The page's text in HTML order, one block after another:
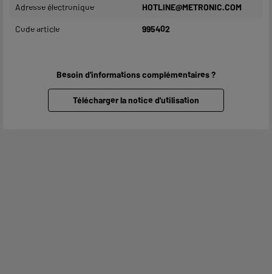
Adresse électronique HOTLINE@METRONIC.COM
Code article 995402
Besoin d'informations complémentaires ?
Télécharger la notice d'utilisation